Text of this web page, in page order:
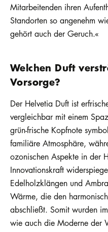
Mitarbeitenden ihren
Standorten so angenehm
gehört auch der Geruch.«
Welchen Duft
Vorsorge?
Der Helvetia Duft ist
vergleichbar mit einem
grün-frische Kopfnote
familiäre Atmosphäre,
ozonischen Aspekte in der
Innovationskraft
Edelholzklängen und
Wärme, die den
abschließt. Somit wurden
wie auch die Moderne der